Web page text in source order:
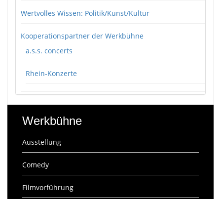
Wertvolles Wissen: Politik/Kunst/Kultur
Kooperationspartner der Werkbühne
a.s.s. concerts
Rhein-Konzerte
Werkbühne
Ausstellung
Comedy
Filmvorführung